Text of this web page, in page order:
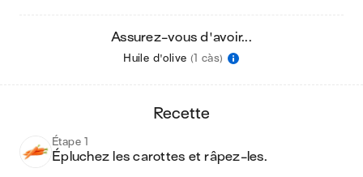
Assurez-vous d'avoir...
Huile d'olive (1 càs)
recette
Étape 1
Épluchez les carottes et râpez-les.